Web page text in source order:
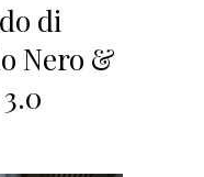
di
Nero &